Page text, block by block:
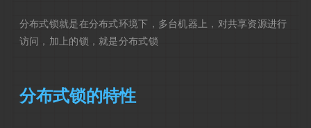
分布式锁就是在分布式环境下，多台机器上，对共享资源进行
访问，加上的锁，就是分布式锁
分布式锁的特性